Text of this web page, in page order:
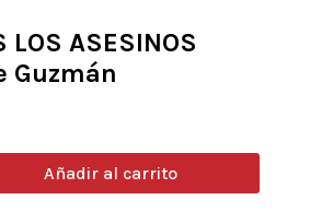
LOS ASESINOS
Guzmán
Añadir al carrito